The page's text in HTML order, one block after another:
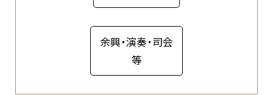
余興・演奏・司会
等